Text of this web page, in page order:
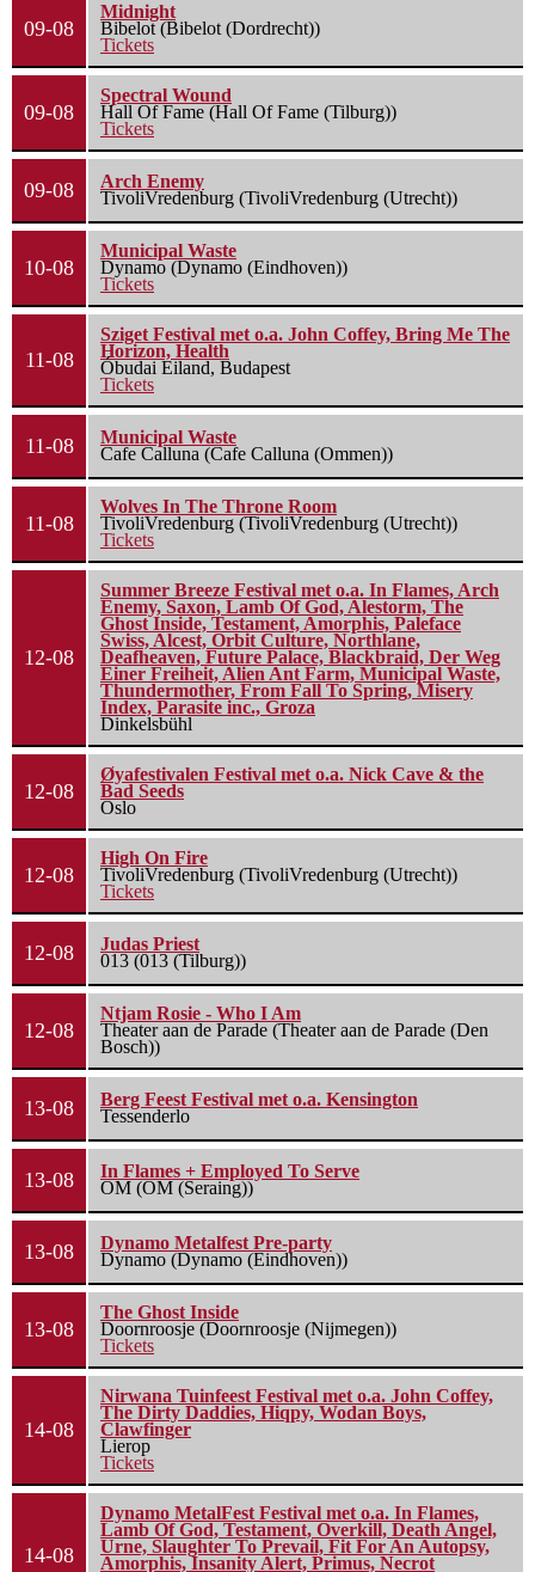
09-08
Midnight
Bibelot (Bibelot (Dordrecht))
Tickets
09-08
Spectral Wound
Hall Of Fame (Hall Of Fame (Tilburg))
Tickets
09-08
Arch Enemy
TivoliVredenburg (TivoliVredenburg (Utrecht))
10-08
Municipal Waste
Dynamo (Dynamo (Eindhoven))
Tickets
11-08
Sziget Festival met o.a. John Coffey, Bring Me The
Horizon, Health
Óbudai Eiland, Budapest
Tickets
11-08
Municipal Waste
Cafe Calluna (Cafe Calluna (Ommen))
11-08
Wolves In The Throne Room
TivoliVredenburg (TivoliVredenburg (Utrecht))
Tickets
12-08
Summer Breeze Festival met o.a. In Flames, Arch
Enemy, Saxon, Lamb Of God, Alestorm, The
Ghost Inside, Testament, Amorphis, Paleface
Swiss, Alcest, Orbit Culture, Northlane,
Deafheaven, Future Palace, Blackbraid, Der Weg
Einer Freiheit, Alien Ant Farm, Municipal Waste,
Thundermother, From Fall To Spring, Misery
Index, Parasite inc., Groza
Dinkelsbühl
12-08
Øyafestivalen Festival met o.a. Nick Cave & the
Bad Seeds
Oslo
12-08
High On Fire
TivoliVredenburg (TivoliVredenburg (Utrecht))
Tickets
12-08
Judas Priest
013 (013 (Tilburg))
12-08
Ntjam Rosie - Who I Am
Theater aan de Parade (Theater aan de Parade (Den
Bosch))
13-08
Berg Feest Festival met o.a. Kensington
Tessenderlo
13-08
In Flames + Employed To Serve
OM (OM (Seraing))
13-08
Dynamo Metalfest Pre-party
Dynamo (Dynamo (Eindhoven))
13-08
The Ghost Inside
Doornroosje (Doornroosje (Nijmegen))
Tickets
14-08
Nirwana Tuinfeest Festival met o.a. John Coffey,
The Dirty Daddies, Hiqpy, Wodan Boys,
Clawfinger
Lierop
Tickets
14-08
Dynamo MetalFest Festival met o.a. In Flames,
Lamb Of God, Testament, Overkill, Death Angel,
Urne, Slaughter To Prevail, Fit For An Autopsy,
Amorphis, Insanity Alert, Primus, Necrot